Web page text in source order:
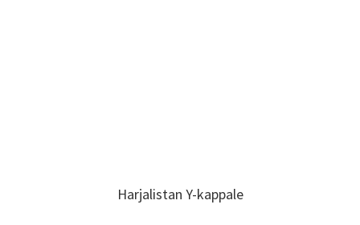
Harjalistan Y-kappale
Harjalistan Y-kappale